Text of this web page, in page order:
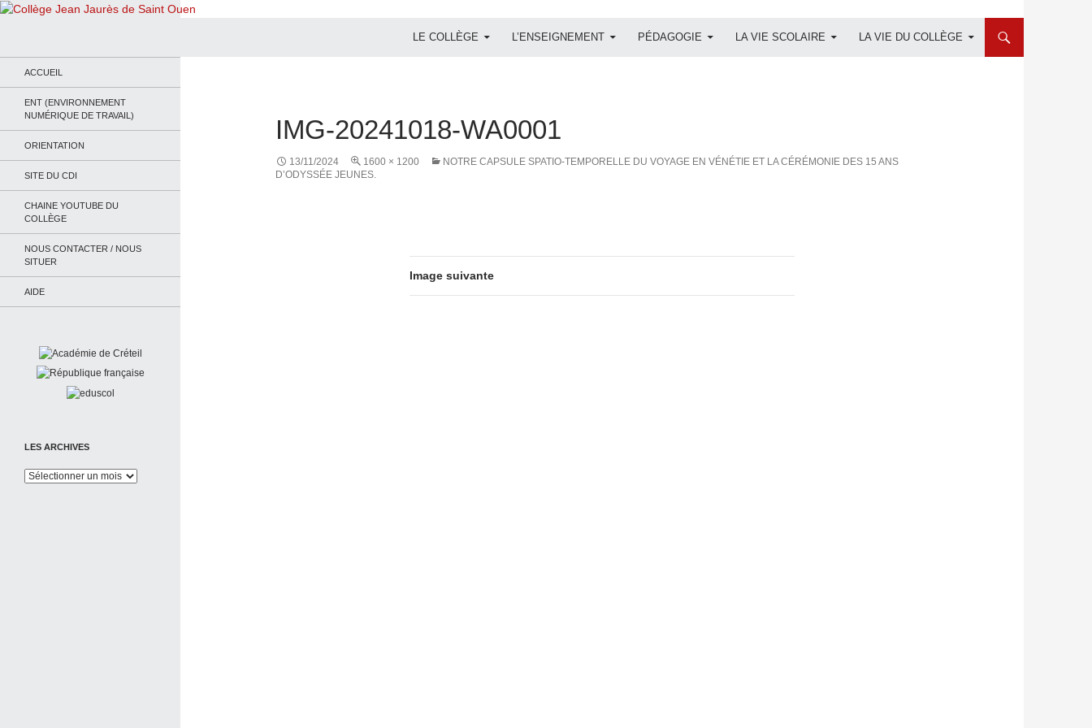
LE COLLÈGE L’ENSEIGNEMENT PÉDAGOGIE LA VIE SCOLAIRE LA VIE DU COLLÈGE
IMG-20241018-WA0001
13/11/2024 1600 × 1200
NOTRE CAPSULE SPATIO-TEMPORELLE DU VOYAGE EN VÉNÉTIE ET LA CÉRÉMONIE DES 15 ANS
D’ODYSSÉE JEUNES.
Image suivante
ACCUEIL
ENT (ENVIRONNEMENT
NUMÉRIQUE DE TRAVAIL)
ORIENTATION
SITE DU CDI
CHAINE YOUTUBE DU
COLLÈGE
NOUS CONTACTER / NOUS
SITUER
AIDE
LES ARCHIVES
Les